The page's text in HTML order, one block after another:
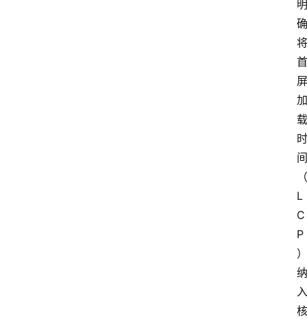
明
确
将
首
屏
加
载
时
间
（
L
C
P
）
纳
入
核